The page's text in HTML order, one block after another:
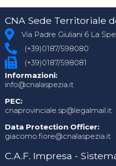
CNA Sede Territoriale
Via Padre Giuliani 6 La
(+39)0187/598080
(+39)0187/598081
Informazioni:
info@cnalaspezia.it
PEC:
cnaprovinciale.sp@legalmail.it
Data Protection Officer:
giacomo.fiore@cnalaspezia.it
C.A.F. Impresa -